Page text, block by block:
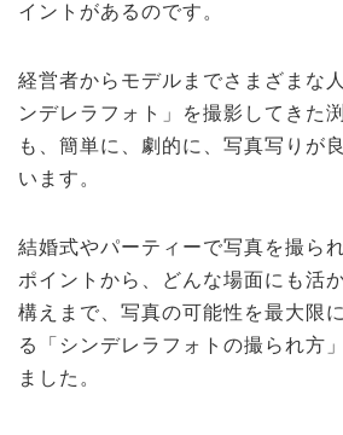
イントがあるのです。
経営者からモデルまでさまざまな
ンデレラフォト」を撮影してきた
も、簡単に、劇的に、写真写りが
います。
結婚式やパーティーで写真を撮ら
ポイントから、どんな場面にも活
構えまで、写真の可能性を最大限
る「シンデレラフォトの撮られ方
ました。